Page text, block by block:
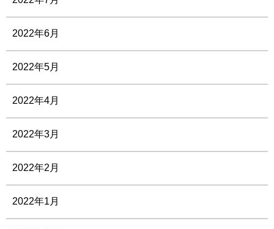
2022年6月
2022年5月
2022年4月
2022年3月
2022年2月
2022年1月